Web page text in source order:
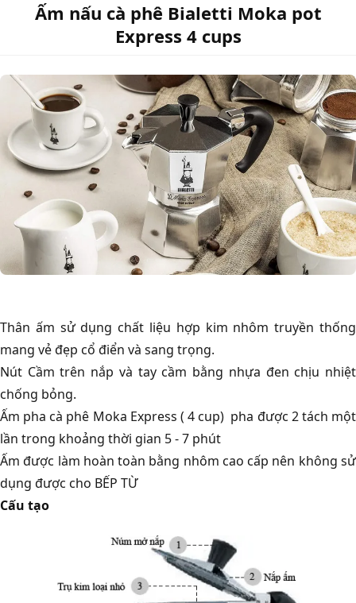
Ấm nấu cà phê Bialetti Moka pot
Express 4 cups
Thân ấm sử dụng chất liệu hợp kim nhôm truyền thống
mang vẻ đẹp cổ điển và sang trọng.
Nút Cầm trên nắp và tay cầm bằng nhựa đen chịu nhiệt
chống bỏng.
Ấm pha cà phê Moka Express ( 4 cup) pha được 2 tách một
lần trong khoảng thời gian 5 - 7 phút
Ấm được làm hoàn toàn bằng nhôm cao cấp nên không sử
dụng được cho BẾP TỪ
Cấu tạo